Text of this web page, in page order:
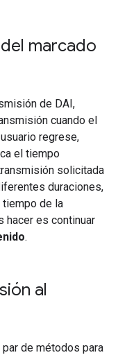
marcado
de DAI,
cuando el
regrese,
el tiempo
solicitada
duraciones,
tiempo de la
hacer es continuar
.
al
de métodos para